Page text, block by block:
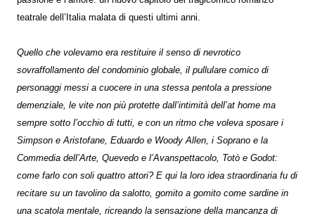
teatrale dell’Italia malata di questi ultimi anni.
Quello che volevamo era restituire il senso di nevrotico
sovraffollamento del condominio globale, il pullulare comico di
personaggi messi a cuocere in una stessa pentola a pressione
demenziale, le vite non più protette dall’intimità dell’at home ma
sempre sotto l’occhio di tutti, e con un ritmo che voleva sposare i
Simpson e Aristofane, Eduardo e Woody Allen, i Soprano e la
Commedia dell’Arte, Quevedo e l’Avanspettacolo, Totò e Godot:
come farlo con soli quattro attori? E qui la loro idea straordinaria fu di
recitare su un tavolino da salotto, gomito a gomito come sardine in
una scatola mentale, ricreando la sensazione della mancanza di